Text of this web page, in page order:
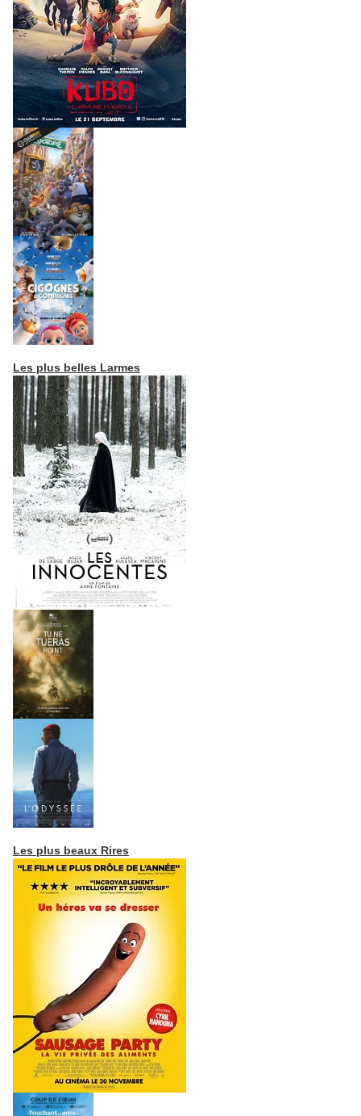
Les plus belles Larmes
Les plus beaux Rires